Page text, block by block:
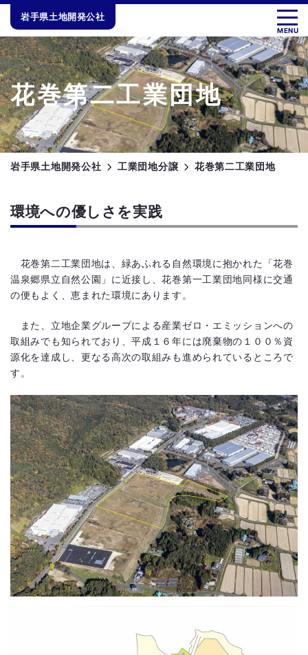
Skip
content
岩手県土地開発公社
MENU
花巻第二工業団地
岩手県土地開発公社 工業団地分譲 花巻第二工業団地
環境への優しさを実践
花巻第二工業団地は、緑あふれる自然環境に抱かれた「花巻
温泉郷県立自然公園」に近接し、花巻第一工業団地同様に交通
の便もよく、恵まれた環境にあります。
また、立地企業グループによる産業ゼロ・エミッションへの
取組みでも知られており、平成１６年には廃棄物の１００％資
源化を達成し、更なる高次の取組みも進められているところで
す。